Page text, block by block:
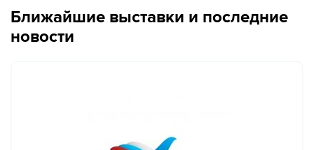
Ближайшие выставки и последние
новости